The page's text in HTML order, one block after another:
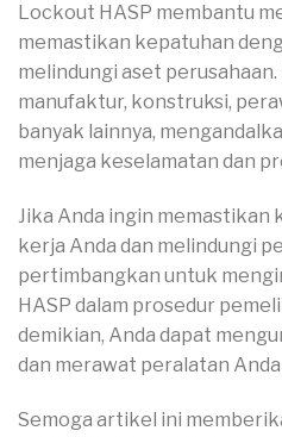
Lockout HASP membantu
memastikan kepatuhan
melindungi aset
manufaktur, konstruksi,
banyak lainnya,
menjaga keselamatan dan
Jika Anda ingin memastikan
kerja Anda dan melindungi
pertimbangkan untuk
HASP dalam prosedur
demikian, Anda dapat
dan merawat peralatan
Semoga artikel ini